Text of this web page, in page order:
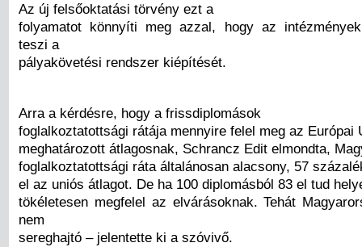
Az új felsőoktatási törvény ezt a
folyamatot könnyíti meg azzal, hogy az
teszi a
pályakövetési rendszer kiépítését.
Arra a kérdésre, hogy a frissdiplomások
foglalkoztatottsági rátája mennyire felel meg az Európai
meghatározott átlagosnak, Schrancz Edit elmondta,
foglalkoztatottsági ráta általánosan alacsony, 57
el az uniós átlagot. De ha 100 diplomásból 83 el tud
tökéletesen megfelel az elvárásoknak. Tehát
nem
sereghajtó – jelentette ki a szóvivő.